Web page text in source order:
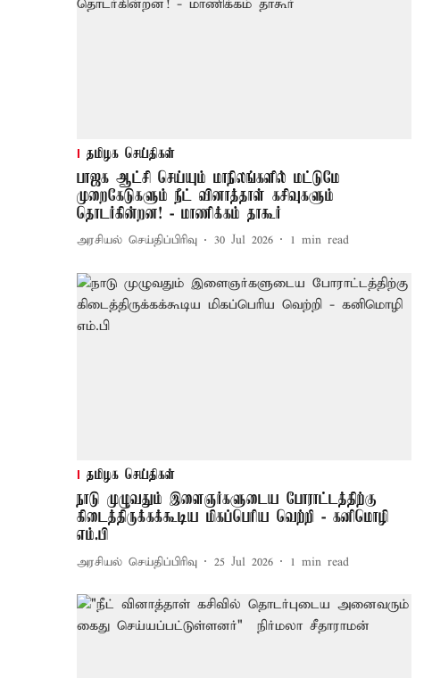
தமிழக செய்திகள்
பாஜக ஆட்சி செய்யும் மாநிலங்களில் மட்டுமே
முறைகேடுகளும் நீட் வினாத்தாள் கசிவுகளும்
தொடர்கின்றன! - மாணிக்கம் தாகூர்
அரசியல் செய்திப்பிரிவு 30 Jul 2026 1 min read
தமிழக செய்திகள்
நாடு முழுவதும் இளைஞர்களுடைய போராட்டத்திற்கு
கிடைத்திருக்கக்கூடிய மிகப்பெரிய வெற்றி - கனிமொழி
எம்.பி
அரசியல் செய்திப்பிரிவு 25 Jul 2026 1 min read